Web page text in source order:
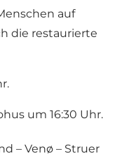
auf
die restaurierte
um 16:30 Uhr.
– Venø – Struer